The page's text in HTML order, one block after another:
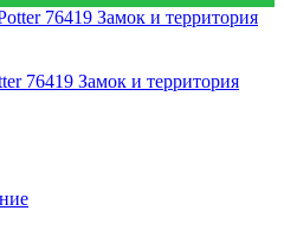
76419 Замок и территория